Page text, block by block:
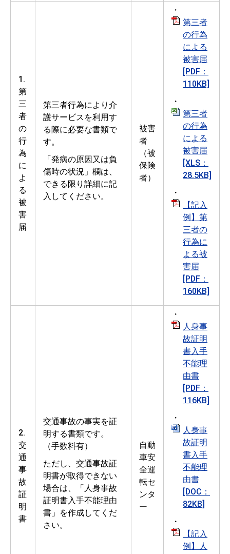
1.
第
三
者
の
行
為
に
よ
る
被
害
届
第三者行為により介
護サービスを利用す
る際に必要な書類で
す。
「発病の原因又は負
傷時の状況」欄は、
できる限り詳細に記
入してください。
被害
者
（被
保険
者）
・
第三者
の行為
による
被害届
[PDF：
110KB]
・
第三者
の行為
による
被害届
[XLS：
28.5KB]
・
【記入
例】第
三者の
行為に
よる被
害届
[PDF：
160KB]
2.
交
通
事
故
証
明
書
交通事故の事実を証
明する書類です。
（手数料有）
ただし、交通事故証
明書が取得できない
場合は、「人身事故
証明書入手不能理由
書」を作成してくだ
さい。
自動
車安
全運
転セ
ンタ
ー
・
人身事
故証明
書入手
不能理
由書
[PDF：
116KB]
・
人身事
故証明
書入手
不能理
由書
[DOC：
82KB]
・
【記入
例】人